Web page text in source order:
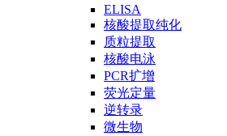
ELISA
核酸提取纯化
质粒提取
核酸电泳
PCR扩增
荧光定量
逆转录
微生物